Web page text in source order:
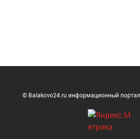
© Balakovo24.ru информационный